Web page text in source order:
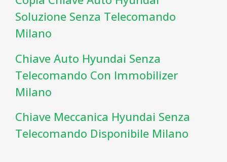
Soluzione Senza Telecomando
Milano
Chiave Auto Hyundai Senza
Telecomando Con Immobilizer
Milano
Chiave Meccanica Hyundai Senza
Telecomando Disponibile Milano